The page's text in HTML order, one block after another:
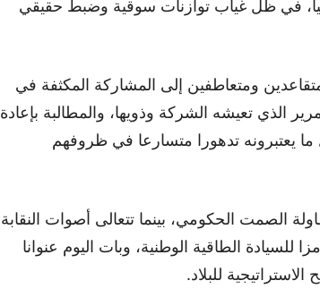
في ظل غياب توازنات سوقية وضبط حقيقي
ومتعاطفين إلى المشاركة المكثفة في
الذي تعيشه الشركة وذويها، والمطالبة بإعادة
يعتبرونه تدهورا متسارعا في ظروفهم
الصمت الحكومي، بينما تتعالى أصوات النقابة
الطاقية الوطنية، وبات اليوم عنوانا
للبلاد.